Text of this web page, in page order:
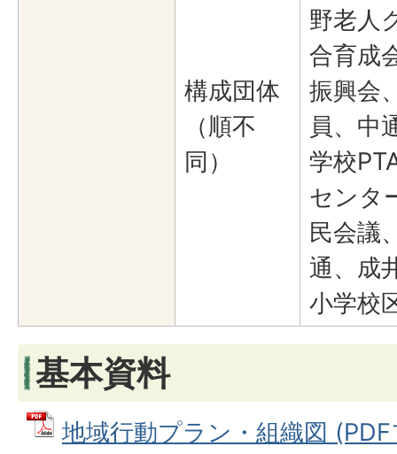
構成団体
（順不
同）
野老人
合育成
振興会
員、中
学校
センタ
民会議
通、成
小学校
基本資料
地域行動プラン・組織図